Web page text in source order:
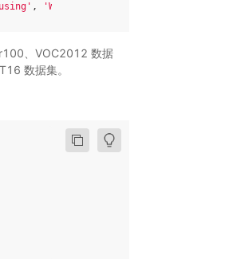
, 'WMT14'
、VOC2012 数据
数据集。